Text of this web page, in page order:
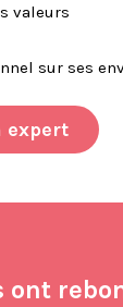
valeurs
sur ses
expert
ont